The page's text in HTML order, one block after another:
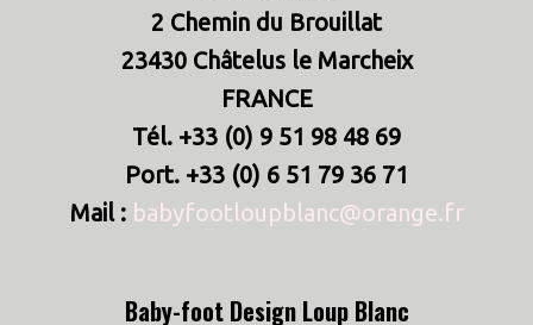
2 Chemin du Brouillat
23430 Châtelus le Marcheix
FRANCE
Tél. +33 (0) 9 51 98 48 69
Port. +33 (0) 6 51 79 36 71
Mail : babyfootloupblanc@orange.fr
Baby-foot Design Loup Blanc